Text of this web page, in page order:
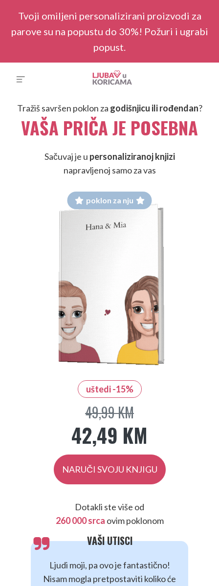
Tvoji omiljeni personalizirani proizvodi za
parove su na popustu do 30%! Požuri i ugrabi
popust.
Tražiš savršen poklon za godišnjicu ili rođendan?
VAŠA PRIČA JE POSEBNA
Sačuvaj je u personaliziranoj knjizi
napravljenoj samo za vas
poklon za nju
uštedi -15%
49,99 KM
42,49 KM
NARUČI SVOJU KNJIGU
Dotakli ste više od
260 000 srca ovim poklonom
VAŠI UTISCI
Ljudi moji, pa ovo je fantastično!
Nisam mogla pretpostaviti koliko će